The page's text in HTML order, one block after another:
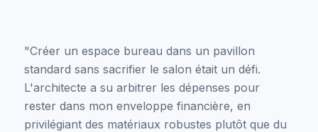
"Créer un espace bureau dans un pavillon
standard sans sacrifier le salon était un défi.
L'architecte a su arbitrer les dépenses pour
rester dans mon enveloppe financière, en
privilégiant des matériaux robustes plutôt que du